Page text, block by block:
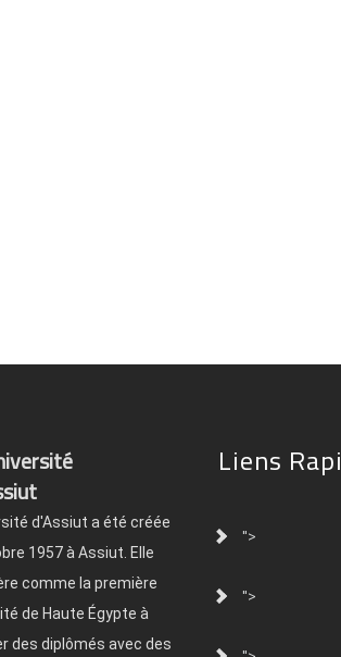
d'Assiut a été créée
1957 à Assiut. Elle
comme la première
de Haute Égypte à
des diplômés avec des
Liens
">
">